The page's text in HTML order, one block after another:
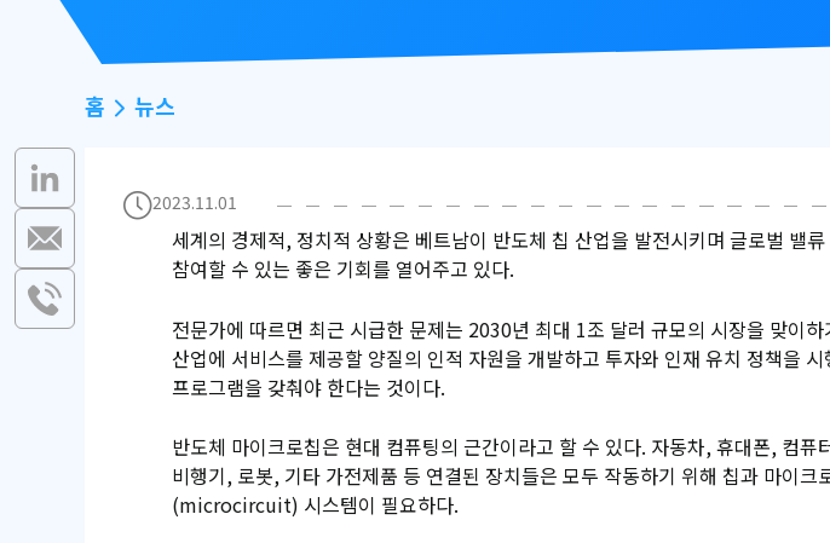
홈 뉴스
2023.11.01
세계의 경제적, 정치적 상황은 베트남이 반도체 칩 산업을 발전시키며 글로벌 밸류
참여할 수 있는 좋은 기회를 열어주고 있다.
전문가에 따르면 최근 시급한 문제는 2030년 최대 1조 달러 규모의 시장을 맞이하
산업에 서비스를 제공할 양질의 인적 자원을 개발하고 투자와 인재 유치 정책을 시
프로그램을 갖춰야 한다는 것이다.
반도체 마이크로칩은 현대 컴퓨팅의 근간이라고 할 수 있다. 자동차, 휴대폰, 컴퓨
비행기, 로봇, 기타 가전제품 등 연결된 장치들은 모두 작동하기 위해 칩과 마이크
(microcircuit) 시스템이 필요하다.